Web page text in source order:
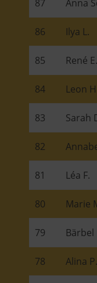
87 Anna
86 Ilya L.
85 René E.
84 Leon
83 Sarah
82
81 Léa F.
80 Marie
79 Bärbel
78 Alina P.